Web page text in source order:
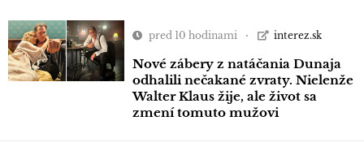
pred 10 hodinami interez.sk
Nové zábery z natáčania Dunaja
odhalili nečakané zvraty. Nielenže
Walter Klaus žije, ale život sa
zmení tomuto mužovi